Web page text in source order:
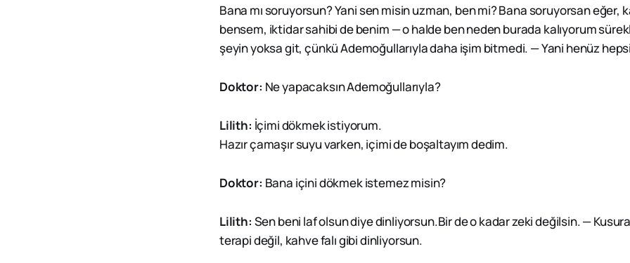
Bana mı soruyorsun? Yani sen misin uzman, ben mi? Bana soruyorsan eğer,
bensem, iktidar sahibi de benim — o halde ben neden burada kalıyorum
şeyin yoksa git, çünkü Ademoğullarıyla daha işim bitmedi. — Yani henüz
Doktor: Ne yapacaksın Ademoğullarıyla?
Lilith: İçimi dökmek istiyorum.
Hazır çamaşır suyu varken, içimi de boşaltayım dedim.
Doktor: Bana içini dökmek istemez misin?
Lilith: Sen beni laf olsun diye dinliyorsun.Bir de o kadar zeki değilsin. —
terapi değil, kahve falı gibi dinliyorsun.